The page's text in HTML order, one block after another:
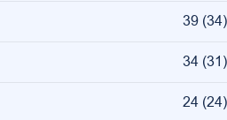
39 (34)
34 (31)
24 (24)